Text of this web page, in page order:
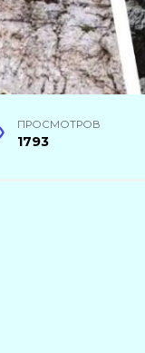
ПРОСМОТРОВ
1793